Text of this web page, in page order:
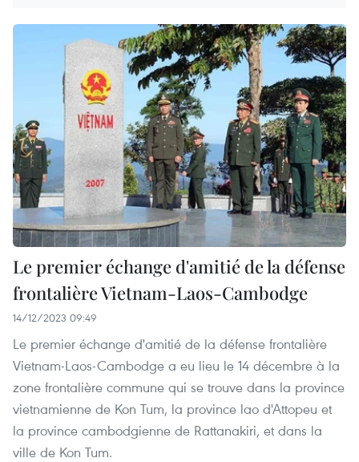
Le premier échange d'amitié de la défense
frontalière Vietnam-Laos-Cambodge
14/12/2023 09:49
Le premier échange d'amitié de la défense frontalière
Vietnam-Laos-Cambodge a eu lieu le 14 décembre à la
zone frontalière commune qui se trouve dans la province
vietnamienne de Kon Tum, la province lao d'Attopeu et
la province cambodgienne de Rattanakiri, et dans la
ville de Kon Tum.